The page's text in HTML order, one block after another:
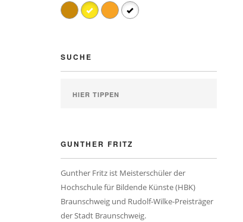
SUCHE
GUNTHER FRITZ
Gunther Fritz ist Meisterschüler der
Hochschule für Bildende Künste (HBK)
Braunschweig und Rudolf-Wilke-Preisträger
der Stadt Braunschweig.